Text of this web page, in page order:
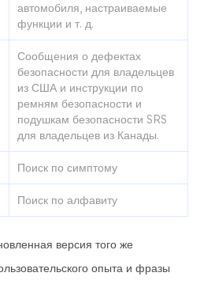
автомобиля, настраиваемые
функции и т. д.
Сообщения о дефектах
безопасности для владельцев
из США и инструкции по
ремням безопасности и
подушкам безопасности SRS
для владельцев из Канады.
Поиск по симптому
Поиск по алфавиту
версия того же
опыта и фразы